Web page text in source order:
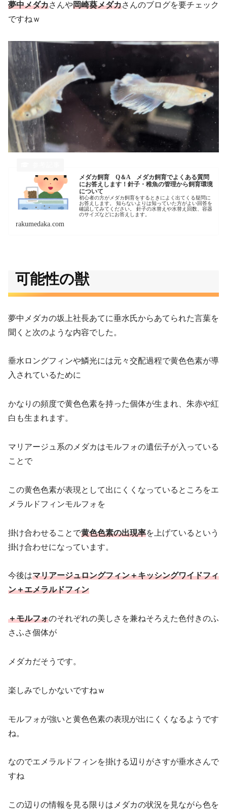
夢中メダカさんや岡崎葵メダカさんのブログを要チェック
ですねｗ
メダカ飼育 Q＆A メダカ飼育でよくある質問
にお答えします！針子・稚魚の管理から飼育環境
について
初心者の方がメダカ飼育をするときによく出てくる疑問に
お答えします。 知らないよりは知っていた方がよい回答を
確認してみてください。 針子の水替えや水替え回数、容器
のサイズなどにお答えします。
rakumedaka.com
可能性の獣
夢中メダカの坂上社長あてに垂水氏からあてられた言葉を
聞くと次のような内容でした。
垂水ロングフィンや鱗光には元々交配過程で黄色色素が導
入されているために
かなりの頻度で黄色色素を持った個体が生まれ、朱赤や紅
白も生まれます。
マリアージュ系のメダカはモルフォの遺伝子が入っている
ことで
この黄色色素が表現として出にくくなっているところをエ
メラルドフィンモルフォを
掛け合わせることで黄色色素の出現率を上げているという
掛け合わせになっています。
今後はマリアージュロングフィン＋キッシングワイドフィ
ン＋エメラルドフィン
＋モルフォのそれぞれの美しさを兼ねそろえた色付きのふ
さふさ個体が
メダカだそうです。
楽しみでしかないですねｗ
モルフォが強いと黄色色素の表現が出にくくなるようです
ね。
なのでエメラルドフィンを掛ける辺りがさすが垂水さんで
すね
この辺りの情報を見る限りはメダカの状況を見ながら色を